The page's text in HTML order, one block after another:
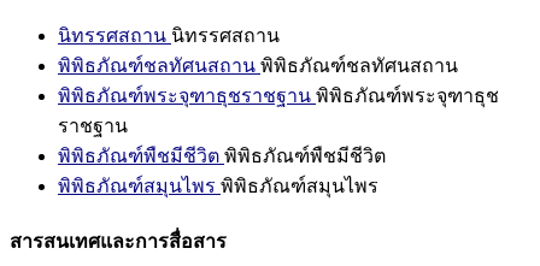
นิทรรศสถาน นิทรรศสถาน
พิพิธภัณฑ์ชลทัศนสถาน พิพิธภัณฑ์ชลทัศนสถาน
พิพิธภัณฑ์พระจุฑาธุชราชฐาน พิพิธภัณฑ์พระจุฑาธุช
ราชฐาน
พิพิธภัณฑ์พืชมีชีวิต พิพิธภัณฑ์พืชมีชีวิต
พิพิธภัณฑ์สมุนไพร พิพิธภัณฑ์สมุนไพร
สารสนเทศและการสื่อสาร